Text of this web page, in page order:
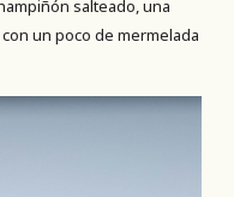
salteado, una
un poco de mermelada